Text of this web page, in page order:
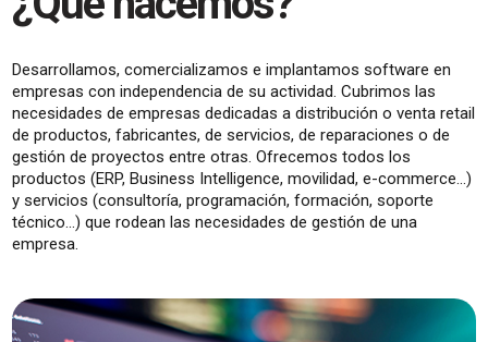
Desarrollamos, comercializamos e implantamos software en
empresas con independencia de su actividad. Cubrimos las
necesidades de empresas dedicadas a distribución o venta retail
de productos, fabricantes, de servicios, de reparaciones o de
gestión de proyectos entre otras. Ofrecemos todos los
productos (ERP, Business Intelligence, movilidad, e-commerce...)
y servicios (consultoría, programación, formación, soporte
técnico...) que rodean las necesidades de gestión de una
empresa.